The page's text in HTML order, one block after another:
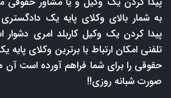
به شمار بالای وکلای پایه یک
پیدا کردن یک وکیل کاربلد امری
تلفنی امکان ارتباط با برترین وکلای
حقوقی را برای شما فراهم آورده است
صورت شبانه روزی!!